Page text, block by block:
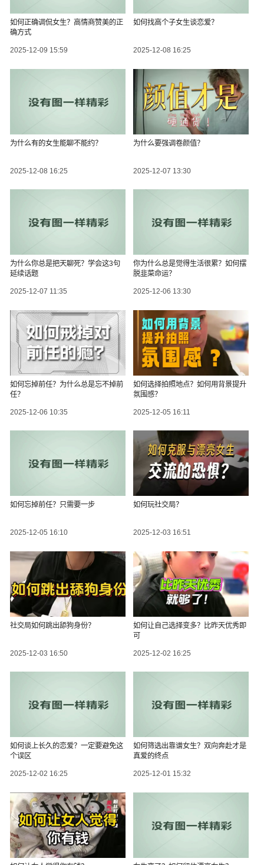
如何正确调侃女生？高情商赞美的正
确方式
2025-12-09 15:59
如何找高个子女生谈恋爱？
2025-12-08 16:25
为什么有的女生能聊不能约？
2025-12-08 16:25
为什么要强调卷颜值？
2025-12-07 13:30
为什么你总是把天聊死？学会这3句
延续话题
2025-12-07 11:35
你为什么总是觉得生活很累？如何摆
脱韭菜命运？
2025-12-06 13:30
如何忘掉前任？为什么总是忘不掉前
任？
2025-12-06 10:35
如何选择拍照地点？如何用背景提升
氛围感？
2025-12-05 16:11
如何忘掉前任？只需要一步
2025-12-05 16:10
如何玩社交局？
2025-12-03 16:51
社交局如何跳出舔狗身份？
2025-12-03 16:50
如何让自己选择变多？比昨天优秀即
可
2025-12-02 16:25
如何谈上长久的恋爱？一定要避免这
个误区
2025-12-02 16:25
如何筛选出靠谱女生？双向奔赴才是
真爱的终点
2025-12-01 15:32